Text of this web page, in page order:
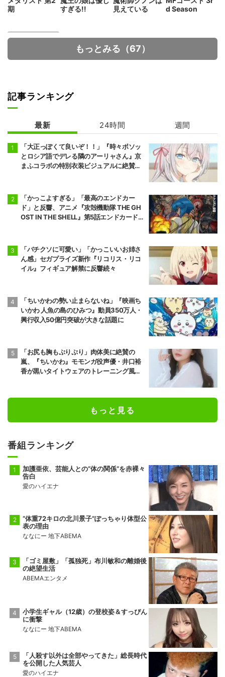
期
すぎる!!
見えている
d Season
もっとみる（67）
記事ランキング
最新 24時間 週間
「大正っぽくて良いぞ！！」『時々ボソッ
とロシア語でデレる隣のアーリャさん』京
まふコラボの特別衣装ビジュアルに絶賛の
「かっこよすぎる」「最高のエンドカー
ド」と反響、アニメ『攻殻機動隊 THE GH
OST IN THE SHELL』第5話エンドカード公
「バチクソに可愛い」「かっこいいお姉さ
ん感」セガプライズ新作『リコリス・リコ
イル』フィギュア解禁に反響続々
「ちいかわの勢い止まらないね」『映画ち
いかわ 人魚の島のひみつ』動員350万人・
興行収入50億円突破が大きな話題に
「お尻も胸もぷりぷり」肉体美に絶賛の
嵐、『ちいかわ』モモンガ役声優・井口裕
香が黒いタイトウェアのトレーニング風景
もっと見る
番組ランキング
加護亜依、芸能人との“体の関係”を赤裸々
告白
愛のハイエナ
“体重72キロの北川景子”ぽっちゃり体型公
表の理由
ななにー 地下ABEMA
「ゴミ屋敷」「孤独死」布川敏和の離婚後
の絶望生活
ABEMAエンタメ
小学生ギャル（12歳）の登校姿＆すっぴん
に衝撃
ななにー 地下ABEMA
「人殺す以外は全部やってきた」総長時代
を公開した人気芸人
愛のハイエナ